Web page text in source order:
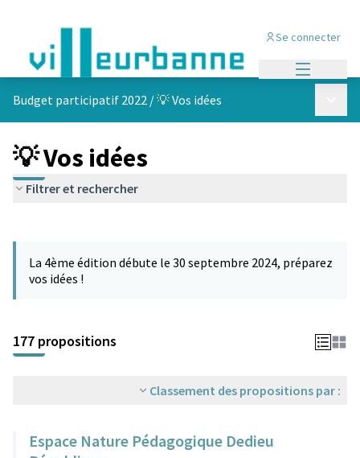
Se connecter
Budget participatif 2022 /💡 Vos idées
💡 Vos idées
Filtrer et rechercher
−
La 4ème édition débute le 30 septembre 2024, préparez
vos idées !
177 propositions
Classement des propositions par :
Espace Nature Pédagogique Dedieu